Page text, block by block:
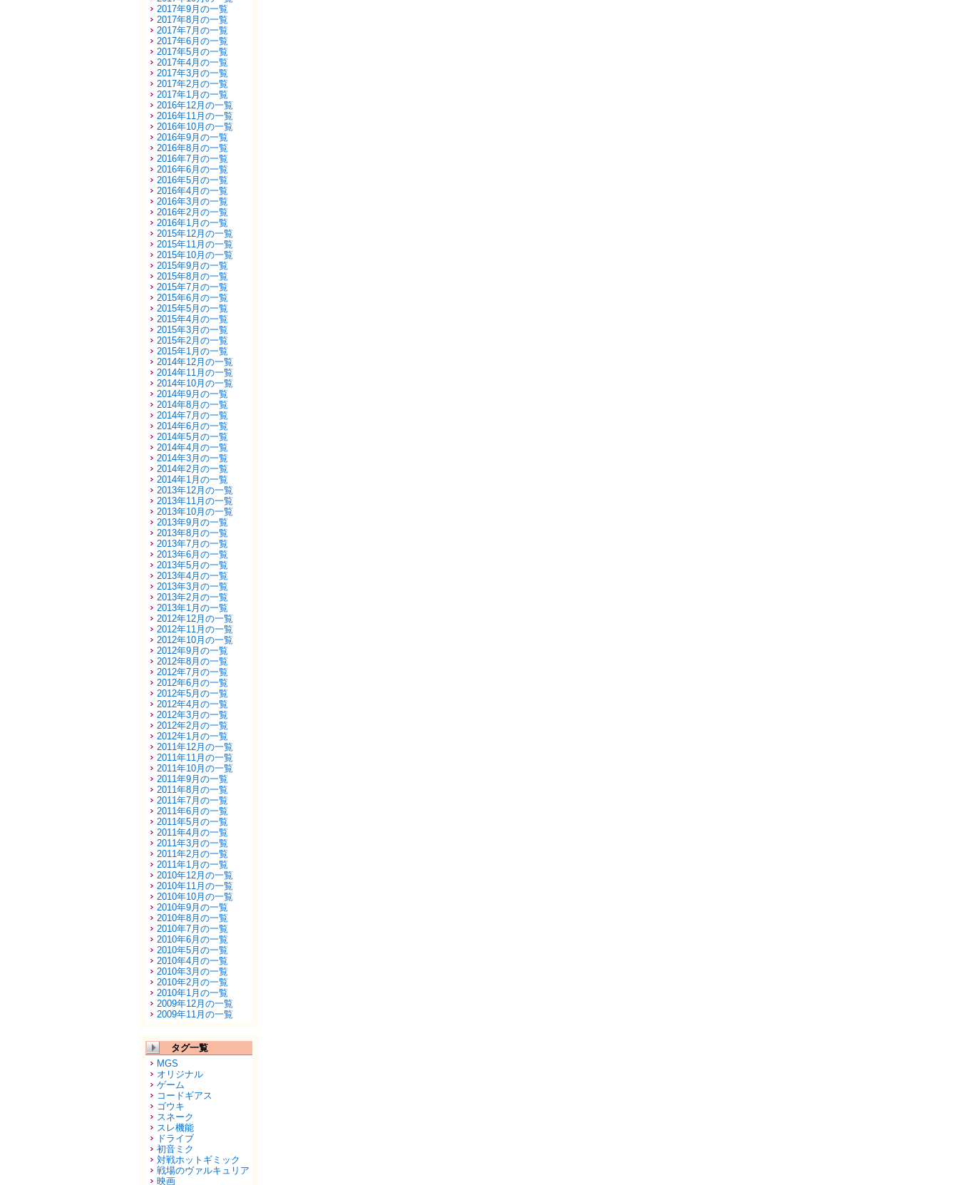
2017年9月の一覧
2017年8月の一覧
2017年7月の一覧
2017年6月の一覧
2017年5月の一覧
2017年4月の一覧
2017年3月の一覧
2017年2月の一覧
2017年1月の一覧
2016年12月の一覧
2016年11月の一覧
2016年10月の一覧
2016年9月の一覧
2016年8月の一覧
2016年7月の一覧
2016年6月の一覧
2016年5月の一覧
2016年4月の一覧
2016年3月の一覧
2016年2月の一覧
2016年1月の一覧
2015年12月の一覧
2015年11月の一覧
2015年10月の一覧
2015年9月の一覧
2015年8月の一覧
2015年7月の一覧
2015年6月の一覧
2015年5月の一覧
2015年4月の一覧
2015年3月の一覧
2015年2月の一覧
2015年1月の一覧
2014年12月の一覧
2014年11月の一覧
2014年10月の一覧
2014年9月の一覧
2014年8月の一覧
2014年7月の一覧
2014年6月の一覧
2014年5月の一覧
2014年4月の一覧
2014年3月の一覧
2014年2月の一覧
2014年1月の一覧
2013年12月の一覧
2013年11月の一覧
2013年10月の一覧
2013年9月の一覧
2013年8月の一覧
2013年7月の一覧
2013年6月の一覧
2013年5月の一覧
2013年4月の一覧
2013年3月の一覧
2013年2月の一覧
2013年1月の一覧
2012年12月の一覧
2012年11月の一覧
2012年10月の一覧
2012年9月の一覧
2012年8月の一覧
2012年7月の一覧
2012年6月の一覧
2012年5月の一覧
2012年4月の一覧
2012年3月の一覧
2012年2月の一覧
2012年1月の一覧
2011年12月の一覧
2011年11月の一覧
2011年10月の一覧
2011年9月の一覧
2011年8月の一覧
2011年7月の一覧
2011年6月の一覧
2011年5月の一覧
2011年4月の一覧
2011年3月の一覧
2011年2月の一覧
2011年1月の一覧
2010年12月の一覧
2010年11月の一覧
2010年10月の一覧
2010年9月の一覧
2010年8月の一覧
2010年7月の一覧
2010年6月の一覧
2010年5月の一覧
2010年4月の一覧
2010年3月の一覧
2010年2月の一覧
2010年1月の一覧
2009年12月の一覧
2009年11月の一覧
タグ一覧
MGS
オリジナル
ゲーム
コードギアス
ゴウキ
スネーク
スレ機能
ドライブ
初音ミク
対戦ホットギミック
戦場のヴァルキュリア
映画